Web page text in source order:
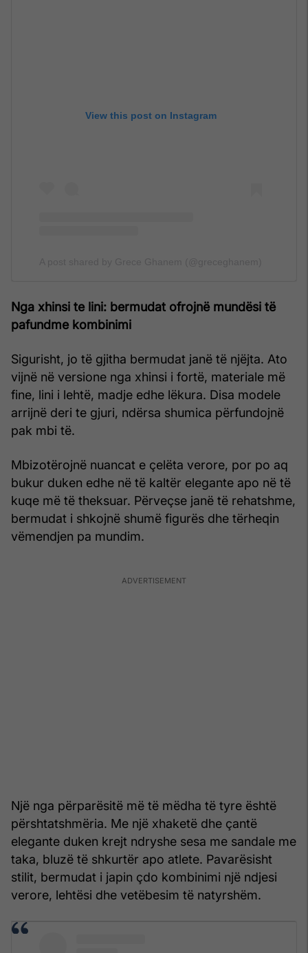
View this post on Instagram
Nga xhinsi te lini: bermudat ofrojnë mundësi të
pafundme kombinimi
Sigurisht, jo të gjitha bermudat janë të njëjta. Ato
vijnë në versione nga xhinsi i fortë, materiale më
fine, lini i lehtë, madje edhe lëkura. Disa modele
arrijnë deri te gjuri, ndërsa shumica përfundojnë
pak mbi të.
Mbizotërojnë nuancat e çelëta verore, por po aq
bukur duken edhe në të kaltër elegante apo në të
kuqe më të theksuar. Përveçse janë të rehatshme,
bermudat i shkojnë shumë figurës dhe tërheqin
vëmendjen pa mundim.
Një nga përparësitë më të mëdha të tyre është
përshtatshmëria. Me një xhaketë dhe çantë
elegante duken krejt ndryshe sesa me sandale me
taka, bluzë të shkurtër apo atlete. Pavarësisht
stilit, bermudat i japin çdo kombinimi një ndjesi
verore, lehtësi dhe vetëbesim të natyrshëm.